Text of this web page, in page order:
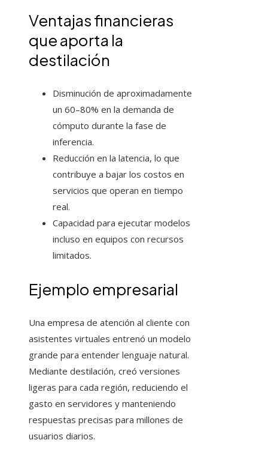
Ventajas financieras
que aporta la
destilación
Disminución de aproximadamente
un 60–80% en la demanda de
cómputo durante la fase de
inferencia.
Reducción en la latencia, lo que
contribuye a bajar los costos en
servicios que operan en tiempo
real.
Capacidad para ejecutar modelos
incluso en equipos con recursos
limitados.
Ejemplo empresarial
Una empresa de atención al cliente con
asistentes virtuales entrenó un modelo
grande para entender lenguaje natural.
Mediante destilación, creó versiones
ligeras para cada región, reduciendo el
gasto en servidores y manteniendo
respuestas precisas para millones de
usuarios diarios.